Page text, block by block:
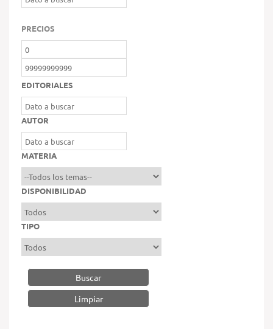
PRECIOS
EDITORIALES
AUTOR
MATERIA
DISPONIBILIDAD
TIPO
Buscar